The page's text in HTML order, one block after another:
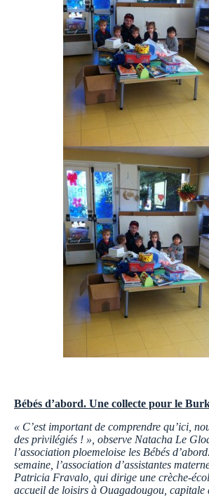
Bébés d’abord. Une collecte pour le
« C’est important de comprendre qu’ici,
des privilégiés ! », observe Natacha Le
l’association ploemeloise les Bébés
semaine, l’association d’assistantes
Patricia Fravalo, qui dirige une crèche-
accueil de loisirs à Ouagadougou, capitale